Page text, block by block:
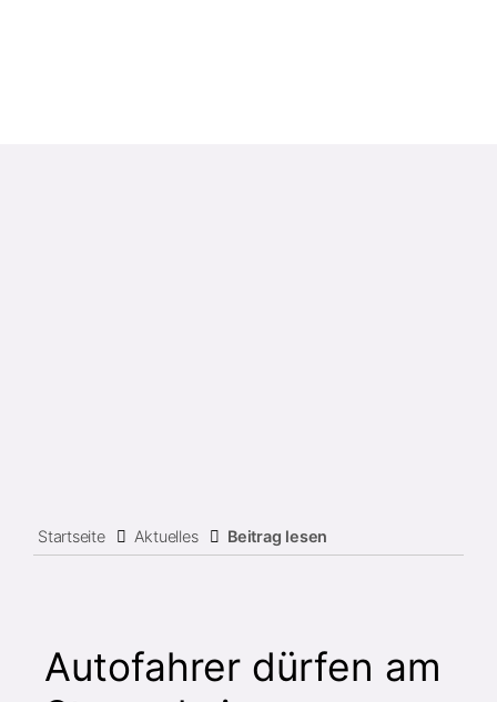
Startseite Aktuelles Beitrag lesen
Autofahrer dürfen am